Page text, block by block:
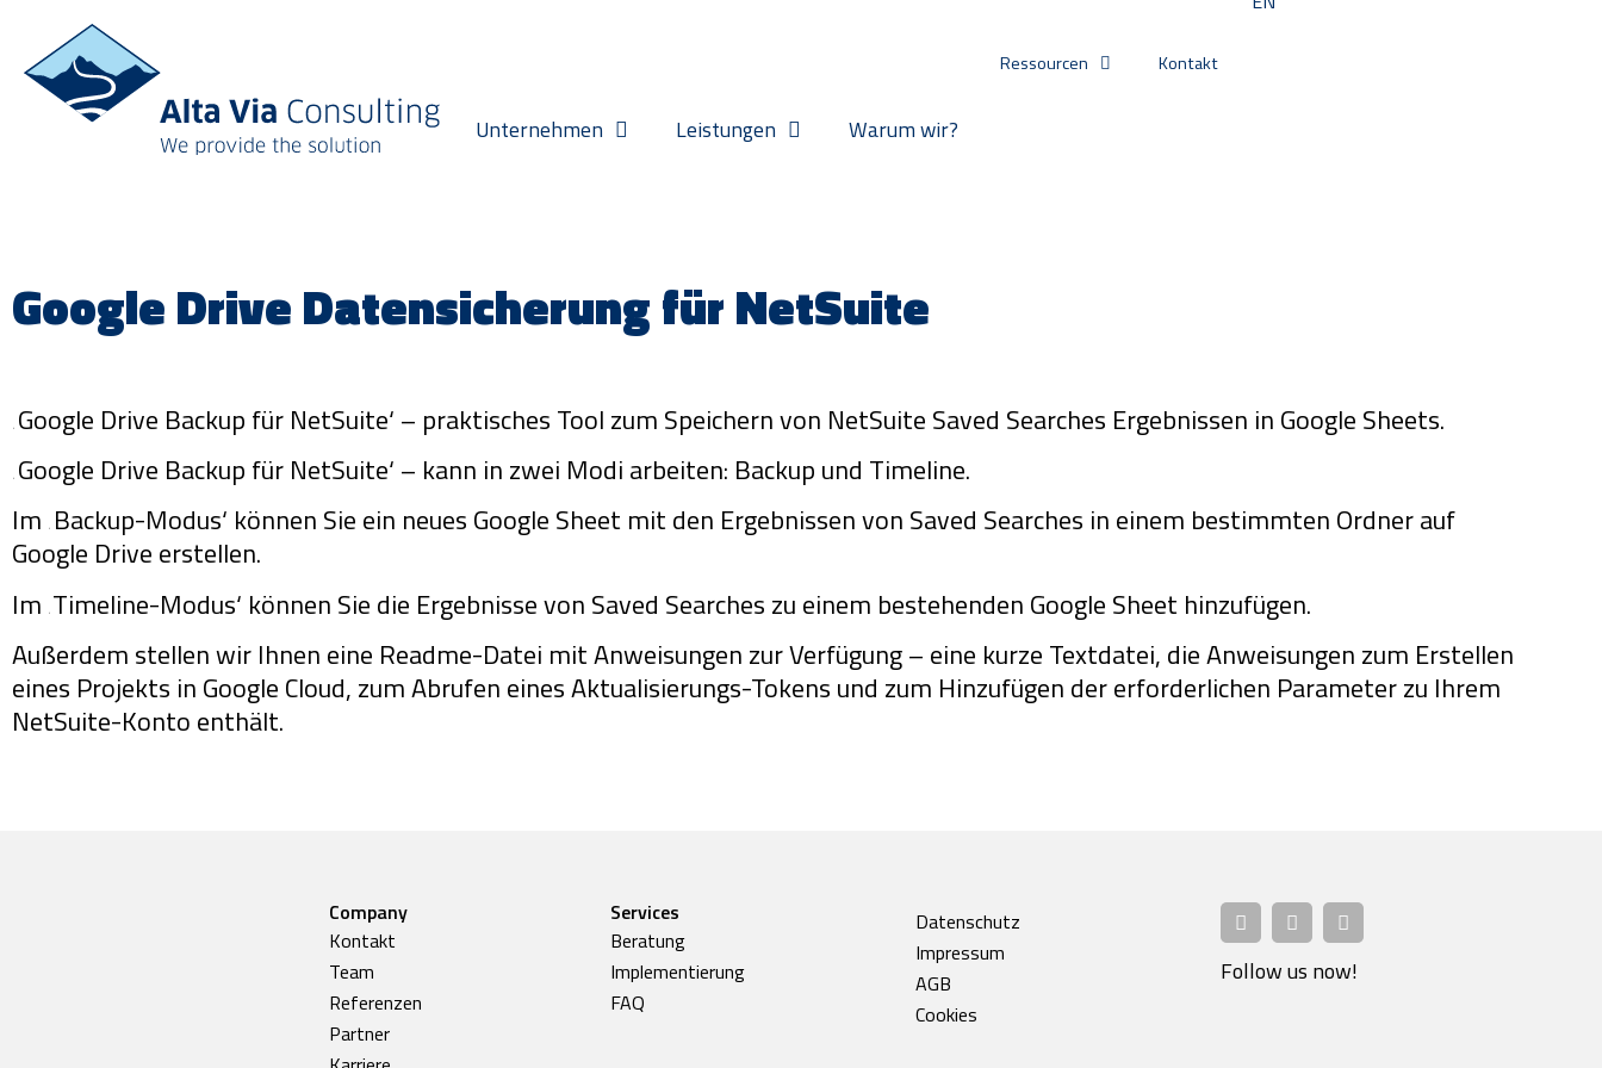
Ressourcen Kontakt
Unternehmen Leistungen Warum wir?
Google Drive Datensicherung für NetSuite
‚Google Drive Backup für NetSuite‘ – praktisches Tool zum Speichern von NetSuite Saved Searches Ergebnissen in Google Sheets.
‚Google Drive Backup für NetSuite‘ – kann in zwei Modi arbeiten: Backup und Timeline.
Im ‚Backup-Modus‘ können Sie ein neues Google Sheet mit den Ergebnissen von Saved Searches in einem bestimmten Ordner auf
Google Drive erstellen.
Im ‚Timeline-Modus‘ können Sie die Ergebnisse von Saved Searches zu einem bestehenden Google Sheet hinzufügen.
Außerdem stellen wir Ihnen eine Readme-Datei mit Anweisungen zur Verfügung – eine kurze Textdatei, die Anweisungen zum Erstellen
eines Projekts in Google Cloud, zum Abrufen eines Aktualisierungs-Tokens und zum Hinzufügen der erforderlichen Parameter zu Ihrem
NetSuite-Konto enthält.
Company
Kontakt
Team
Referenzen
Partner
Services
Beratung
Implementierung
FAQ
Datenschutz
Impressum
AGB
Cookies
Follow us now!